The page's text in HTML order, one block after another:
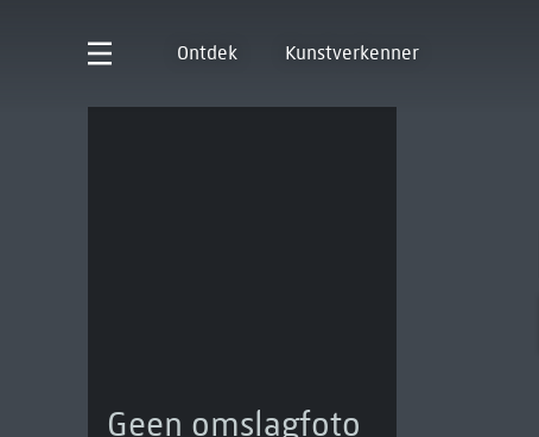
Ontdek Kunstverkenner
Geen omslagfoto